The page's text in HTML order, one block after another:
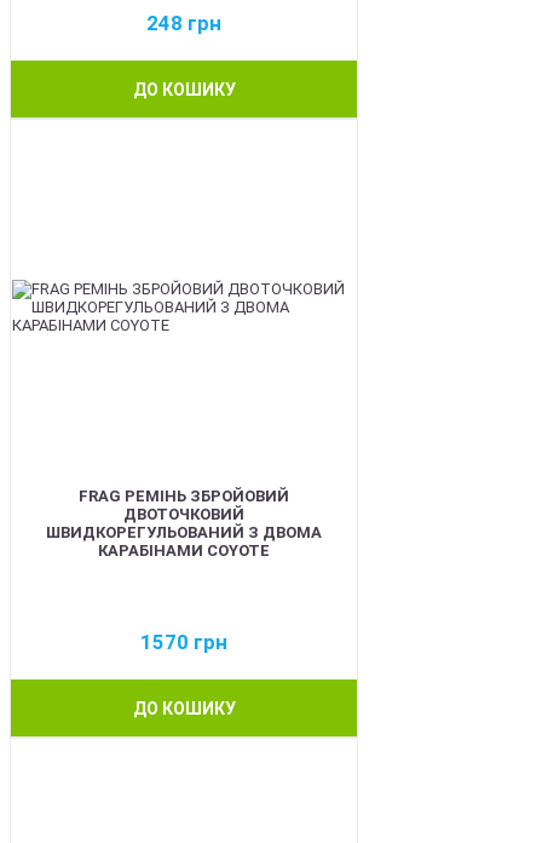
248 грн
ДО КОШИКУ
FRAG РЕМІНЬ ЗБРОЙОВИЙ
ДВОТОЧКОВИЙ
ШВИДКОРЕГУЛЬОВАНИЙ З ДВОМА
КАРАБІНАМИ COYOTE
1570 грн
ДО КОШИКУ